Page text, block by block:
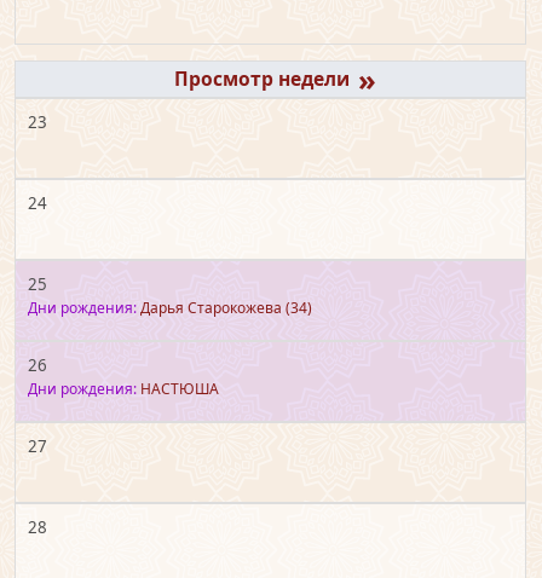
»
23
24
25
Дни рождения:Дарья Старокожева (34)
26
Дни рождения: НАСТЮША
27
28